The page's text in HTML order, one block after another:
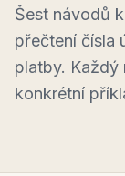
Šest návodů
přečtení čísla
platby. Každý
konkrétní